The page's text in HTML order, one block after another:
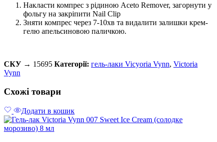
Накласти компрес з рідиною Aceto Remover, загорнути у
фольгу на закріпити Nail Clip
Зняти компрес через 7-10хв та видалити залишки крем-
гелю апельсиновою паличкою.
СКУ → 15695 Категорії: гель-лаки Vicyoria Vynn, Victoria
Vynn
Схожі товари
Додати в кошик